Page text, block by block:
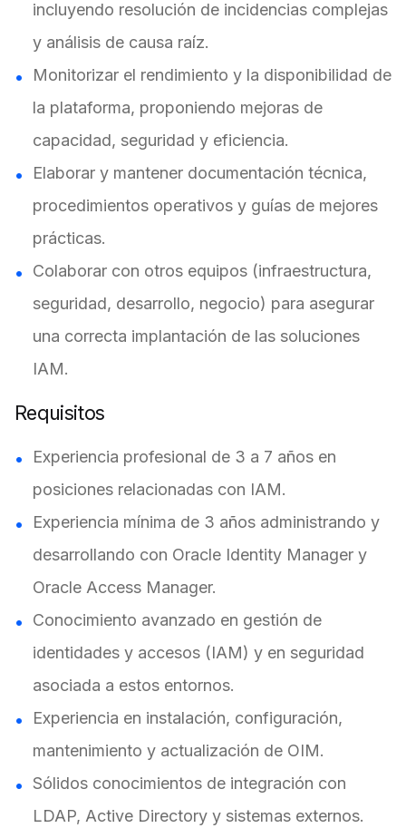
incluyendo resolución de incidencias complejas
y análisis de causa raíz.
Monitorizar el rendimiento y la disponibilidad de
la plataforma, proponiendo mejoras de
capacidad, seguridad y eficiencia.
Elaborar y mantener documentación técnica,
procedimientos operativos y guías de mejores
prácticas.
Colaborar con otros equipos (infraestructura,
seguridad, desarrollo, negocio) para asegurar
una correcta implantación de las soluciones
IAM.
Requisitos
Experiencia profesional de 3 a 7 años en
posiciones relacionadas con IAM.
Experiencia mínima de 3 años administrando y
desarrollando con Oracle Identity Manager y
Oracle Access Manager.
Conocimiento avanzado en gestión de
identidades y accesos (IAM) y en seguridad
asociada a estos entornos.
Experiencia en instalación, configuración,
mantenimiento y actualización de OIM.
Sólidos conocimientos de integración con
LDAP, Active Directory y sistemas externos.